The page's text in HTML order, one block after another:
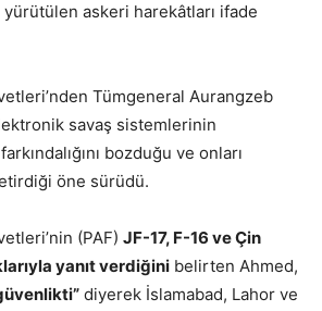
askeri harekâtları ifade
Tümgeneral Aurangzeb
savaş sistemlerinin
bozduğu ve onları
öne sürüdü.
(PAF) JF-17, F-16 ve Çin
yanıt verdiğini belirten Ahmed,
diyerek İslamabad, Lahor ve